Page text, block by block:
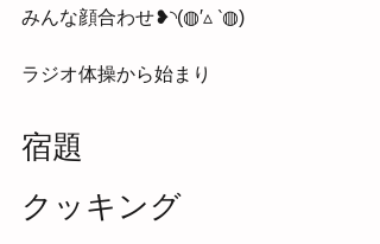
みんな顔合わせ❥◝(◍′▵ ‵◍)
ラジオ体操から始まり
宿題
クッキング